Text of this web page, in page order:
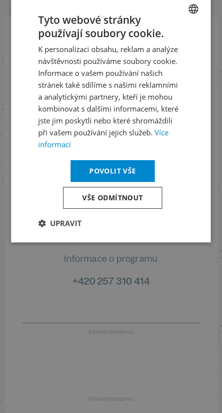
Přihlaste se k našemu newsletteru
a buďte jako první v obraze
ODEBÍRAT NEWSLETTER
Sledujte nás na sociálních sítích
Informace o stavu objednávek
Informace o programu
+420 257 310 414
S finanční podporou
S finanční podporou
ENGLISH
Tyto webové stránky
používají soubory cookie.
K personalizaci obsahu, reklam a analýze
návštěvnosti používáme soubory cookie.
Informace o vašem používání našich
stránek také sdílíme s našimi reklamními
a analytickými partnery, kteří je mohou
kombinovat s dalšími informacemi, které
jste jim poskytli nebo které shromáždili
při vašem používání jejich služeb. Více
informací
POVOLIT VŠE
VŠE ODMÍTNOUT
UPRAVIT